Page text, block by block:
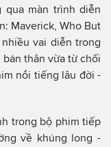
màn trình diễn
Maverick, Who But
vai diễn trong
thân vừa từ chối
nổi tiếng lâu đời -
trong bộ phim tiếp
về khủng long -